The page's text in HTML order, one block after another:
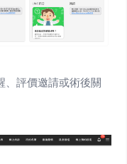
、評價邀請或術後關